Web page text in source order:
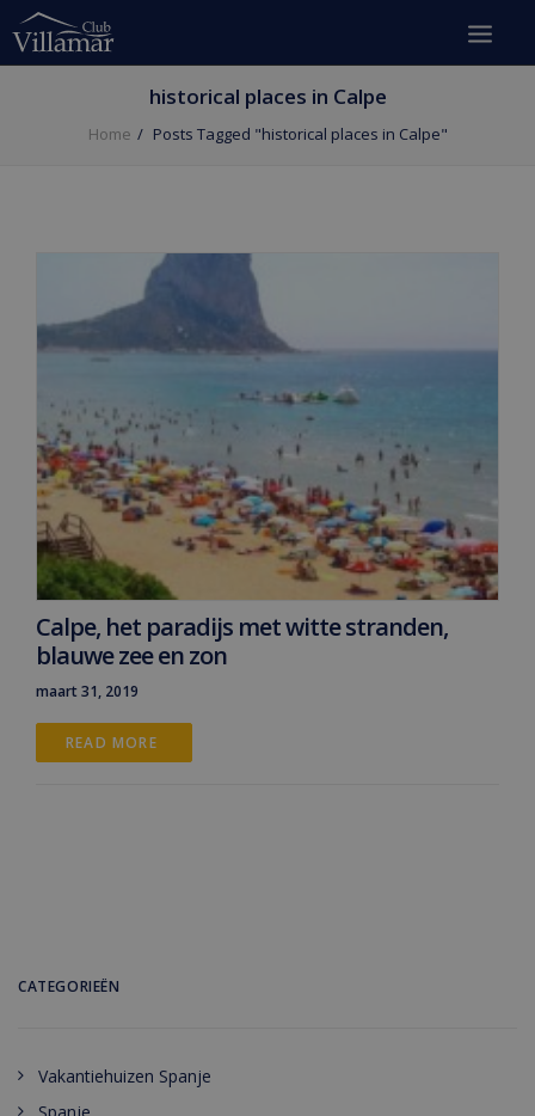
historical places in Calpe
Home Posts Tagged "historical places in Calpe"
Calpe, het paradijs met witte stranden,
blauwe zee en zon
maart 31, 2019
READ MORE
CATEGORIEËN
Vakantiehuizen Spanje